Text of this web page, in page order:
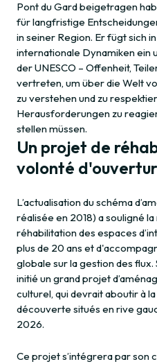
Pont du Gard beigetragen
für langfristige
in seiner Region. Er fügt sich
internationale Dynamiken ein
der UNESCO – Offenheit,
vertreten, um über die Welt
zu verstehen und zu
Herausforderungen zu
stellen müssen.
Un projet de
volonté
L’actualisation du schéma
réalisée en 2018) a souligné
réhabilitation des espaces
plus de 20 ans et
globale sur la gestion des flux.
initié un grand projet
culturel, qui devrait aboutir à
découverte situés en rive
2026.
Ce projet s’intégrera par son